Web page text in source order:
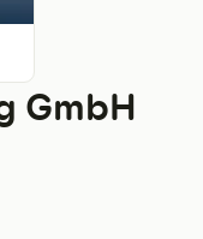
GmbH